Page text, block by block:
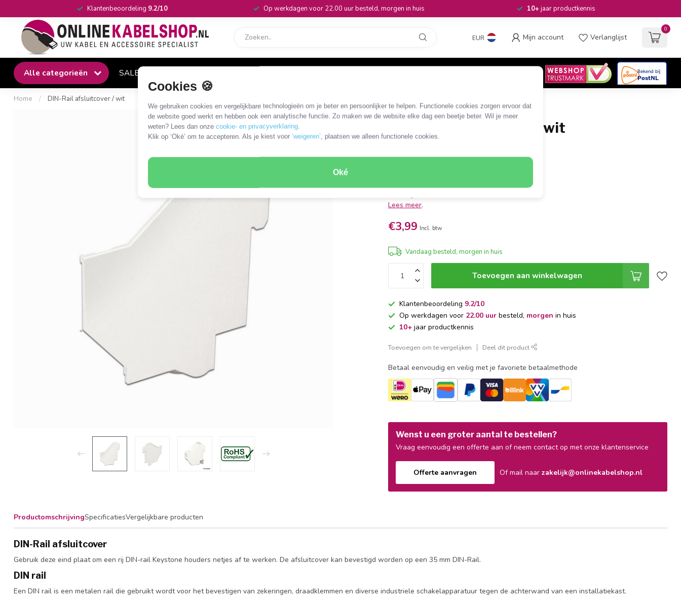
Cookies 🍪
We gebruiken cookies en vergelijkbare technologieën om je beter en persoonlijker te helpen. Functionele cookies zorgen ervoor dat
de website goed werkt en hebben ook een analytische functie. Zo maken we de website elke dag een beetje beter. Wil je meer
weten? Lees dan onze cookie- en privacyverklaring.
Klik op ‘Oké’ om te accepteren. Als je kiest voor ‘weigeren’, plaatsen we alleen functionele cookies.
Oké
Klantenbeoordeling 9.2/10 Op werkdagen voor 22.00 uur besteld, morgen in huis 10+jaar productkennis
EUR Mijn account Verlanglijst
0
Alle categorieën SALE
Home / DIN-Rail afsluitcover / wit
DLCK-86272
DIN-Rail afsluitcover / wit
voor OKS-47073, OKS-82629 en OKS-76585
Lees meer.
€3,99 Incl. btw
Vandaag besteld, morgen in huis
Toevoegen aan winkelwagen
Klantenbeoordeling 9.2/10
Op werkdagen voor 22.00 uur besteld, morgen in huis
10+ jaar productkennis
Toevoegen om te vergelijken Deel dit product
Betaal eenvoudig en veilig met je favoriete betaalmethode
Wenst u een groter aantal te bestellen?
Vraag eenvoudig een offerte aan of neem contact op met onze klantenservice
Offerte aanvragen Of mail naarzakelijk@onlinekabelshop.nl
ProductomschrijvingSpecificatiesVergelijkbare producten
DIN-Rail afsluitcover
Gebruik deze eind plaat om een rij DIN-rail Keystone houders netjes af te werken. De afsluitcover kan bevestigd worden op een 35 mm DIN-Rail.
DIN rail
Een DIN rail is een metalen rail die gebruikt wordt voor het bevestigen van zekeringen, draadklemmen en diverse industriele schakelapparatuur tegen de achterwand van een installatiekast.